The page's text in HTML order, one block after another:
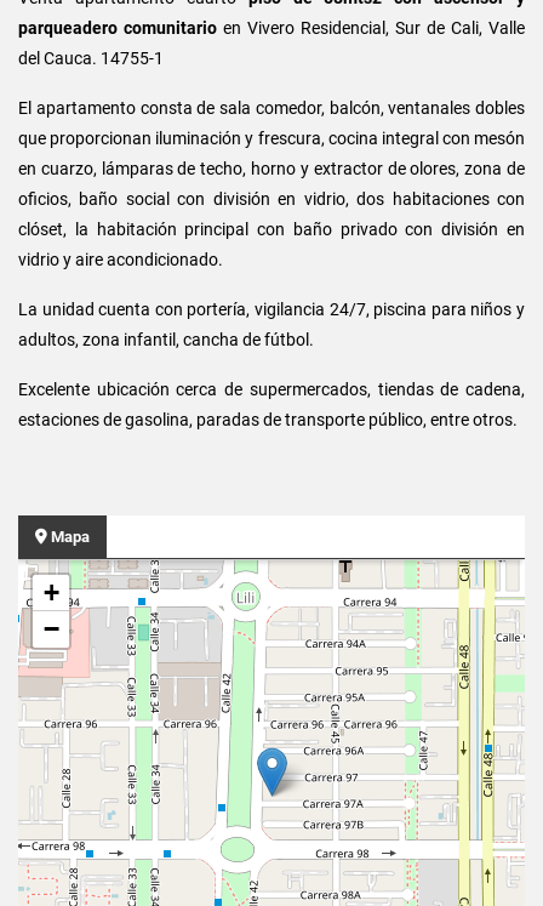
parqueadero comunitario en Vivero Residencial, Sur de Cali, Valle
del Cauca. 14755-1
El apartamento consta de sala comedor, balcón, ventanales dobles
que proporcionan iluminación y frescura, cocina integral con mesón
en cuarzo, lámparas de techo, horno y extractor de olores, zona de
oficios, baño social con división en vidrio, dos habitaciones con
clóset, la habitación principal con baño privado con división en
vidrio y aire acondicionado.
La unidad cuenta con portería, vigilancia 24/7, piscina para niños y
adultos, zona infantil, cancha de fútbol.
Excelente ubicación cerca de supermercados, tiendas de cadena,
estaciones de gasolina, paradas de transporte público, entre otros.
Mapa
+
−